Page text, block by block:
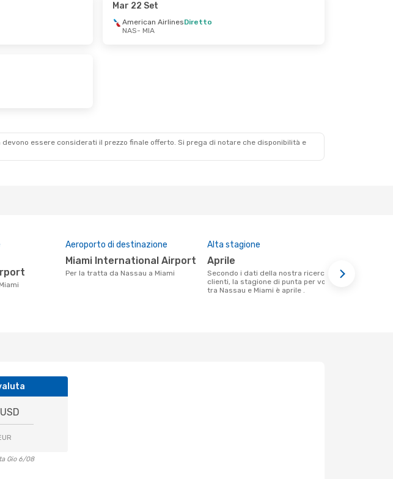
Mar 22 Set
American AirlinesDiretto
NAS- MIA
essere considerati il ​​prezzo finale offerto. Si prega di notare che disponibilità e
Aeroporto di destinazione
Miami International Airport
Per la tratta da Nassau a Miami
Alta stagione
aprile
Secondo i dati della nostra ricerca
clienti, la stagione di punta per volare
tra Nassau e Miami è aprile .
Gio 6/08